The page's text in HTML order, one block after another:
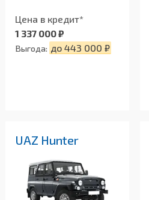
Цена в кредит*
1 337 000 ₽
Выгода: до 443 000 ₽
UAZ Hunter